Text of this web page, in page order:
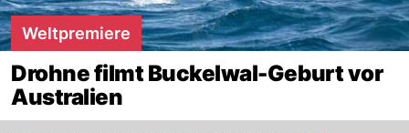
Weltpremiere
Drohne filmt Buckelwal-Geburt vor
Australien